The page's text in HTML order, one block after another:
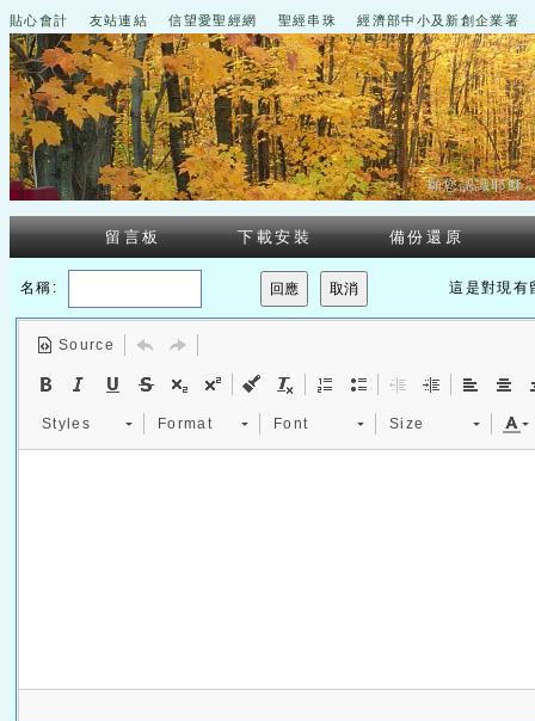
貼心會計 友站連結 信望愛聖經網 聖經串珠 經濟部中小及新創企業署
願您認識耶穌
留言板 下載安裝 備份還原
名稱: 這是對現有
Source
Styles Format Font Size